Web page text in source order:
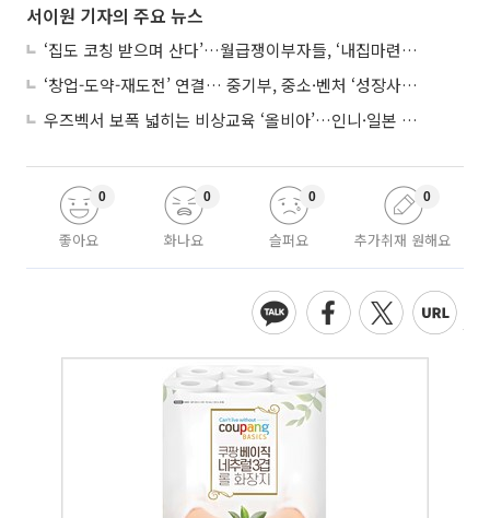
서이원 기자의 주요 뉴스
‘집도 코칭 받으며 산다’…월급쟁이부자들, ‘내집마련’ 신청 증가세
‘창업-도약-재도전’ 연결… 중기부, 중소·벤처 ‘성장사다리’ 짓는다
우즈벡서 보폭 넓히는 비상교육 ‘올비아’…인니·일본 진출 타진
좋아요
0
화나요
0
슬퍼요
0
추가취재 원해요
0